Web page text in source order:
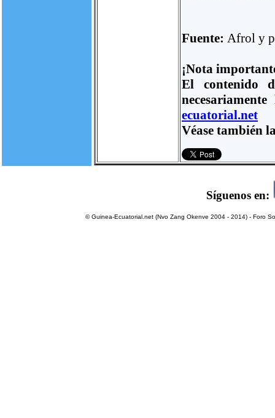
Fuente: Afrol y
¡Nota
El contenido
ecuatorial.net
Véase también
Síguenos en:
© Guinea-Ecuatorial.net (Nvo Zang Okenve 2004 - 2014) - Foro